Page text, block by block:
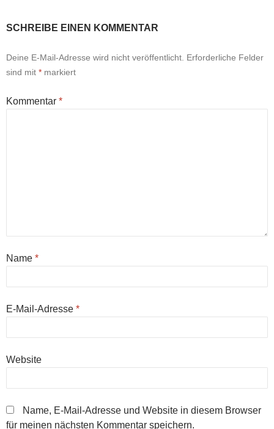
SCHREIBE EINEN KOMMENTAR
Deine E-Mail-Adresse wird nicht veröffentlicht. Erforderliche Felder
sind mit * markiert
Kommentar *
Name *
E-Mail-Adresse *
Website
Name, E-Mail-Adresse und Website in diesem Browser
für meinen nächsten Kommentar speichern.